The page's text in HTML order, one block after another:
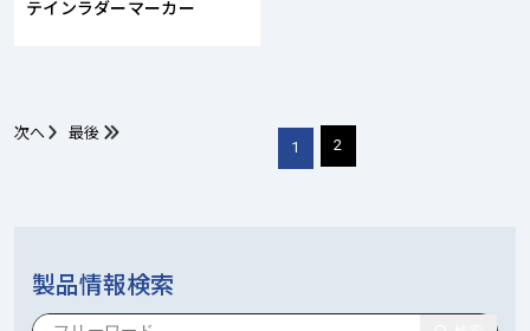
テインラダーマーカー
1 2
次へ 最後
製品情報検索